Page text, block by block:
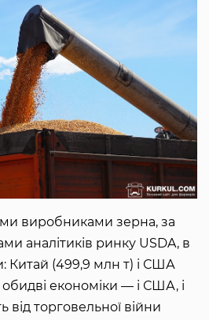
виробниками зерна, за
аналітиків ринку USDA, в
Китай (499,9 млн т) і США
економіки — і США, і
торговельної війни